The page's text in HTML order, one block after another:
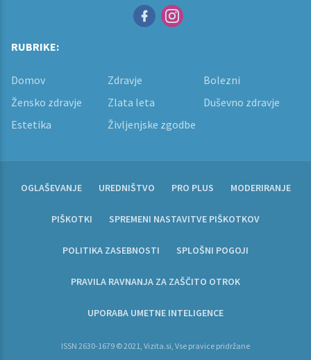
RUBRIKE:
Domov Zdravje
Bolezni
Žensko zdravje
Zlata leta
Duševno zdravje
Estetika
Življenjske zgodbe
OGLAŠEVANJE UREDNIŠTVO PRO PLUS MODERIRANJE
PIŠKOTKI SPREMENI NASTAVITVE PIŠKOTKOV
POLITIKA ZASEBNOSTI SPLOŠNI POGOJI
PRAVILA RAVNANJA ZA ZAŠČITO OTROK
UPORABA UMETNE INTELIGENCE
ISSN 2630-1679 © 2021, Vizita.si, Vse pravice pridržane